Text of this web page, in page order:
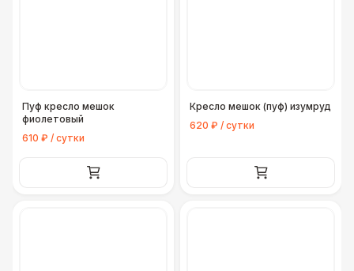
Пуф кресло мешок
фиолетовый
610 ₽ / сутки
Кресло мешок (пуф) изумруд
620 ₽ / сутки